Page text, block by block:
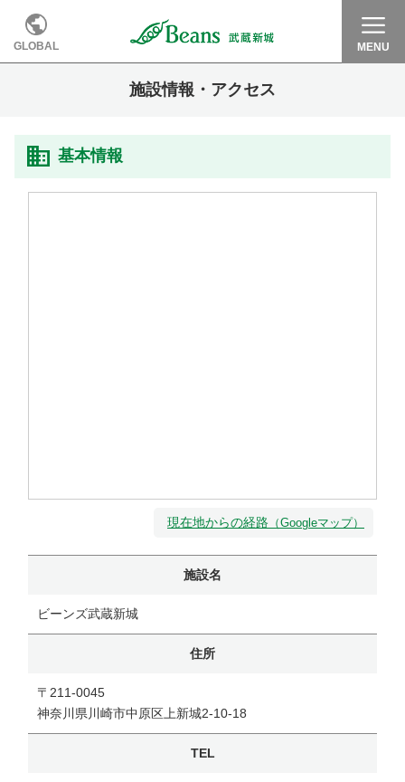
GLOBAL MENU
施設情報・アクセス
基本情報
現在地からの経路 （Googleマップ）
施設名
ビーンズ武蔵新城
住所
〒211-0045
神奈川県川崎市中原区上新城2-10-18
TEL